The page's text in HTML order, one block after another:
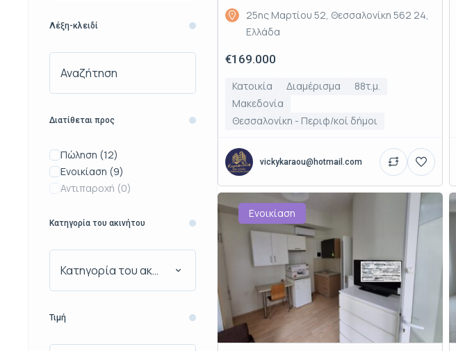
Λέξη-κλειδί
Διατίθεται προς
Πώληση (12)
Ενοικίαση (9)
Αντιπαροχή (0)
Κατηγορία του ακινήτου
Κατηγορία του ακινήτου
Τιμή
25ης Μαρτίου 52, Θεσσαλονίκη 562 24,
Ελλάδα
€169.000
Κατοικία Διαμέρισμα
88τ.μ.
Μακεδονία
Θεσσαλονίκη - Περιφ/κοί δήμοι
vickykaraou@hotmail.com
Ενοικίαση